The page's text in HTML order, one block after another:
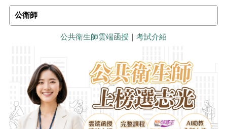
公衛師
公共衛生師雲端函授｜考試介紹